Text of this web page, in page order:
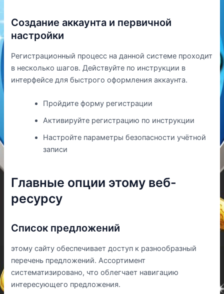
Создание аккаунта и первичной
настройки
Регистрационный процесс на данной системе проходит
в несколько шагов. Действуйте по инструкции в
интерфейсе для быстрого оформления аккаунта.
Пройдите форму регистрации
Активируйте регистрацию по инструкции
Настройте параметры безопасности учётной
записи
Главные опции этому веб-
ресурсу
Список предложений
этому сайту обеспечивает доступ к разнообразный
перечень предложений. Ассортимент
систематизировано, что облегчает навигацию
интересующего предложения.